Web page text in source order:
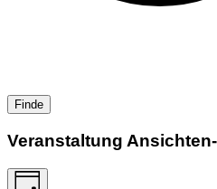
Finde
Veranstaltung